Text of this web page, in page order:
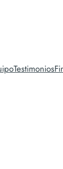
Testimonios